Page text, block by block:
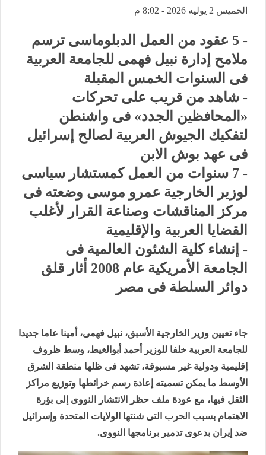
الخميس 2 يوليه 2026 - 8:02 م
- 5 عقود من العمل الدبلوماسى ترسم
ملامح إدارة نبيل فهمى للجامعة العربية
فى السنوات الخمس المقبلة
- شاهد من قريب على تحركات
«المحافظين الجدد» فى واشنطن
لتفكيك الجيوش العربية لصالح إسرائيل
فى عهد بوش الابن
- 7 سنوات من العمل كمستشار سياسى
لوزير الخارجية عمرو موسى وضعته فى
مركز المناقشات وصناعة القرار لأغلب
القضايا العربية والإقليمية
- إنشاء كلية الشئون العالمية فى
الجامعة الأمريكية عام 2008 أثار قلق
دوائر السلطة فى مصر
جاء تعيين وزير الخارجية الأسبق، نبيل فهمى، أمينا عاما جديدا
للجامعة العربية خلفا للوزير أحمد أبوالغيط، وسط ظروف
إقليمية ودولية غير مسبوقة، تشهد فى ظلها منطقة الشرق
الأوسط ما يمكن تسميته إعادة رسم خرائطها وتوزيع مراكز
الثقل فيها، مع عودة ملف حظر الانتشار النووى إلى بؤرة
الاهتمام بسبب الحرب التى شنتها الولايات المتحدة وإسرائيل
ضد إيران بدعوى تدمير برنامجها النووى.